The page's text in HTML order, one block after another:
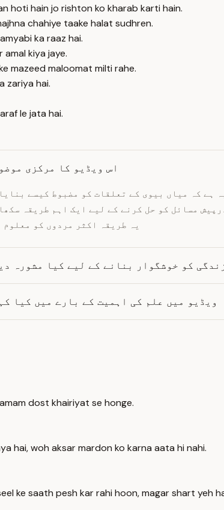
hoti hain jo rishton ko kharab karti hain.
chahiye taake halat sudhren.
ka raaz hai.
amal kiya jaye.
mazeed maloomat milti rahe.
zariya hai.
le jata hai.
اس ویڈیو کا مرکزی
ہے کہ میاں بیوی کے تعلقات کو مضبوط کیسے
مسائل کو حل کرنے کے لیے ایک اہم طریقہ
یہ طریقہ اکثر مردوں کو معلوم
کو خوشگوار بنانے کے لیے کیا مشورہ
ویڈیو میں علم کی اہمیت کے بارے میں کیا
dost khairiyat se honge.
hai, woh aksar mardon ko karna aata hi nahi.
ke saath pesh kar rahi hoon, magar shart yeh